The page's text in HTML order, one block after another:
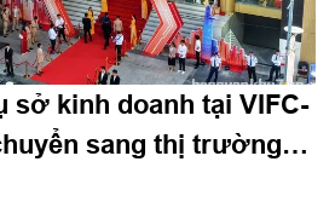
kinh doanh tại VIFC-
sang thị trường
hàng MBV